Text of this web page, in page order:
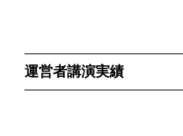
運営者講演実績